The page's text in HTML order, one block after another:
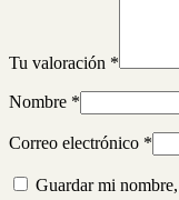
Tu valoración *
Nombre *
Correo electrónico *
Guardar mi